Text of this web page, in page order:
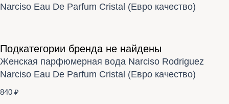
Narciso Eau De Parfum Cristal (Евро качество)
Подкатегории бренда не найдены
Женская парфюмерная вода Narciso Rodriguez
Narciso Eau De Parfum Cristal (Евро качество)
840 ₽